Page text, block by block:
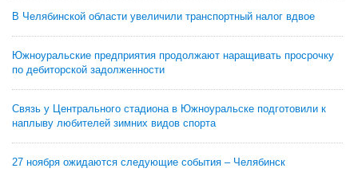
В Челябинской области увеличили транспортный налог вдвое
Южноуральские предприятия продолжают наращивать просрочку
по дебиторской задолженности
Связь у Центрального стадиона в Южноуральске подготовили к
наплыву любителей зимних видов спорта
27 ноября ожидаются следующие события – Челябинск